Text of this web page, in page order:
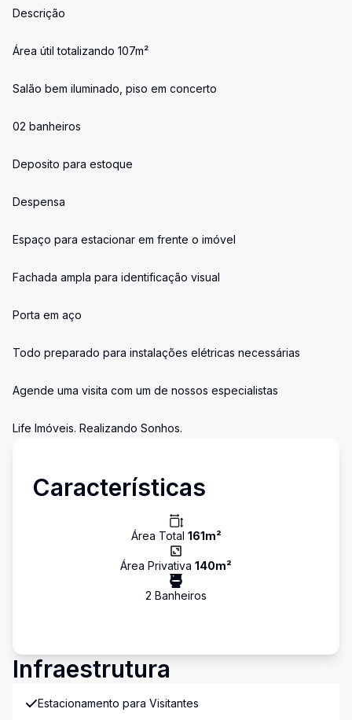
Descrição
Área útil totalizando 107m²
Salão bem iluminado, piso em concerto
02 banheiros
Deposito para estoque
Despensa
Espaço para estacionar em frente o imóvel
Fachada ampla para identificação visual
Porta em aço
Todo preparado para instalações elétricas necessárias
Agende uma visita com um de nossos especialistas
Life Imóveis. Realizando Sonhos.
Características
Área Total 161m²
Área Privativa 140m²
2 Banheiros
Infraestrutura
Estacionamento para Visitantes